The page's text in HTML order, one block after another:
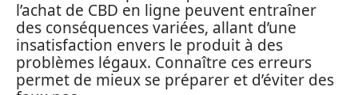
l’achat de CBD en ligne peuvent entraîner
des conséquences variées, allant d’une
insatisfaction envers le produit à des
problèmes légaux. Connaître ces erreurs
permet de mieux se préparer et d’éviter des